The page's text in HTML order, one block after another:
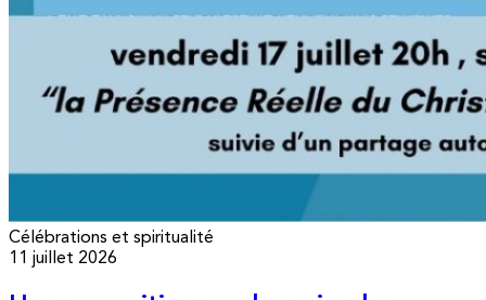
Célébrations et spiritualité
11 juillet 2026